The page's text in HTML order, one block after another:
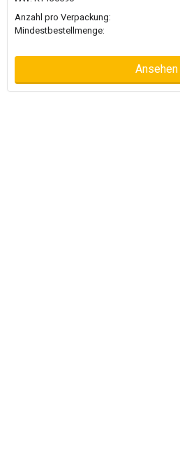
Anzahl pro Verpackung:
Mindestbestellmenge:
Ansehen